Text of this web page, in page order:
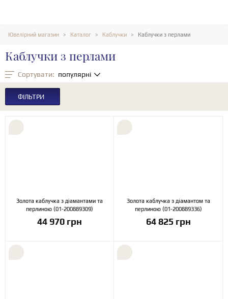
Ювелірний магазин Каталог Каблучки Каблучки з перлами
Каблучки з перлами
Сортувати: популярні
ФІЛЬТРИ
Золота каблучка з діамантами та
перлиною (01-200889309)
44 970 грн
Золота каблучка з діамантом та
перлиною (01-200889336)
64 825 грн